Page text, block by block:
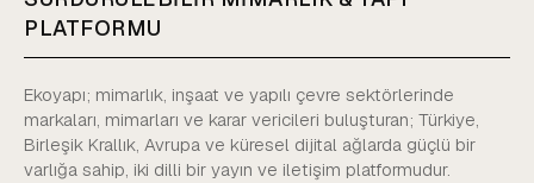
PLATFORMU
Ekoyapı; mimarlık, inşaat ve yapılı çevre sektörlerinde
markaları, mimarları ve karar vericileri buluşturan; Türkiye,
Birleşik Krallık, Avrupa ve küresel dijital ağlarda güçlü bir
varlığa sahip, iki dilli bir yayın ve iletişim platformudur.